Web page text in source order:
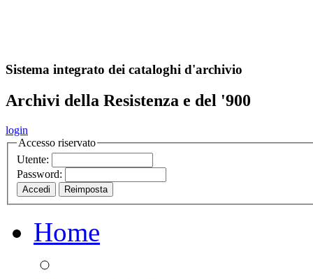
Sistema integrato dei cataloghi d'archivio
Archivi della Resistenza e del '900
login
Accesso riservato
Utente:
Password:
Home